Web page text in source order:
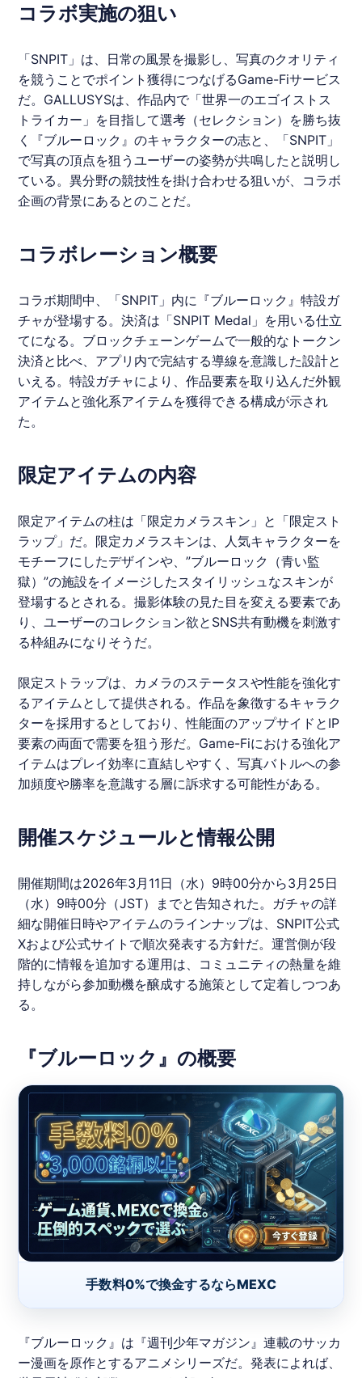
コラボ実施の狙い
「SNPIT 」は、日常の風景を撮影し、写真のクオリティ
を競うことでポイント獲得につなげるGame-Fiサービス
だ。 GALLUSYSは、作品内で「世界一のエゴイストス
トライカー」を目指して選考（セレクション）を勝ち抜
く『ブルーロック 』のキャラクターの志と、「SNPIT 」
で写真の頂点を狙うユーザーの姿勢が共鳴したと説明し
ている。異分野の競技性を掛け合わせる狙いが、 コラボ
企画の背景にあるとのことだ。
コラボレーション概要
コラボ期間中、「SNPIT 」内に『ブルーロック 』特設ガ
チャが登場する。決済は「SNPIT Medal」を用いる仕立
てになる。ブロックチェーンゲームで一般的なトークン
決済と比べ、アプリ内で完結する導線を意識した設計と
いえる。特設ガチャにより、作品要素を取り込んだ外観
アイテムと強化系アイテムを獲得できる構成が示され
た。
限定アイテムの内容
限定アイテムの柱は「限定カメラスキン」と「限定スト
ラップ」だ。限定カメラスキンは、人気キャラクターを
モチーフにしたデザインや、”ブルーロック （青い監
獄）”の施設をイメージしたスタイリッシュなスキンが
登場するとされる。撮影体験の見た目を変える要素であ
り、ユーザーのコレクション欲とSNS共有動機を刺激す
る枠組みになりそうだ。
限定ストラップは、カメラのステータスや性能を強化す
るアイテムとして提供される。作品を象徴するキャラク
ターを採用するとしており、性能面のアップサイドとIP
要素の両面で需要を狙う形だ。Game-Fiにおける強化ア
イテムはプレイ効率に直結しやすく、写真バトルへの参
加頻度や勝率を意識する層に訴求する可能性がある。
開催スケジュールと情報公開
開催期間は2026年3月11日（水）9時00分から3月25日
（水）9時00分（JST）までと告知された。ガチャの詳
細な開催日時やアイテムのラインナップは、 SNPIT公式
Xおよび公式サイトで順次発表する方針だ。運営側が段
階的に情報を追加する運用は、コミュニティの熱量を維
持しながら参加動機を醸成する施策として定着しつつあ
る。
『ブルーロック』の概要
手数料0%で換金するならMEXC
『ブルーロック 』は『週刊少年マガジン』連載のサッカ
ー漫画を原作とするアニメシリーズだ。発表によれば、